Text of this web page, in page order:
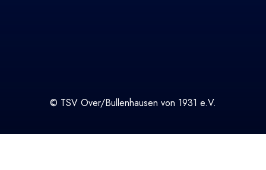
© TSV Over/Bullenhausen von 1931 e.V.